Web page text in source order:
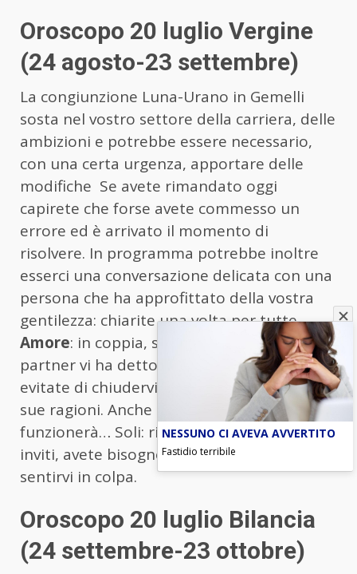
Oroscopo 20 luglio Vergine
(24 agosto-23 settembre)
La congiunzione Luna-Urano in Gemelli
sosta nel vostro settore della carriera, delle
ambizioni e potrebbe essere necessario,
con una certa urgenza, apportare delle
modifiche Se avete rimandato oggi
capirete che forse avete commesso un
errore ed è arrivato il momento di
risolvere. In programma potrebbe inoltre
esserci una conversazione delicata con una
persona che ha approfittato della vostra
gentilezza: chiarite una volta per tutte.
Amore: in coppia, se doveste scoprire che il
partner vi ha detto una piccola bugia
evitate di chiudervi e lasciate che spieghi le
sue ragioni. Anche se non è detto che
funzionerà… Soli: rimandate le uscite e gli
inviti, avete bisogno di rilassarvi senza
sentirvi in colpa.
Oroscopo 20 luglio Bilancia
(24 settembre-23 ottobre)
NESSUNO CI AVEVA AVVERTITO
Fastidio terribile